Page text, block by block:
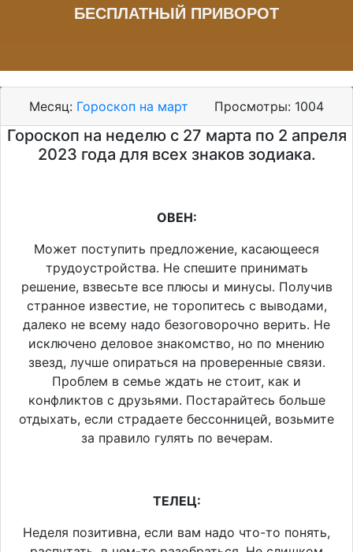
БЕСПЛАТНЫЙ ПРИВОРОТ
Месяц: Гороскоп на март Просмотры: 1004
Гороскоп на неделю с 27 марта по 2 апреля
2023 года для всех знаков зодиака.
ОВЕН:
Может поступить предложение, касающееся
трудоустройства. Не спешите принимать
решение, взвесьте все плюсы и минусы. Получив
странное известие, не торопитесь с выводами,
далеко не всему надо безоговорочно верить. Не
исключено деловое знакомство, но по мнению
звезд, лучше опираться на проверенные связи.
Проблем в семье ждать не стоит, как и
конфликтов с друзьями. Постарайтесь больше
отдыхать, если страдаете бессонницей, возьмите
за правило гулять по вечерам.
ТЕЛЕЦ:
Неделя позитивна, если вам надо что-то понять,